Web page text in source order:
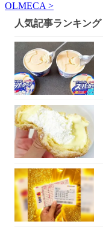
OLMECA >
人気記事ランキング